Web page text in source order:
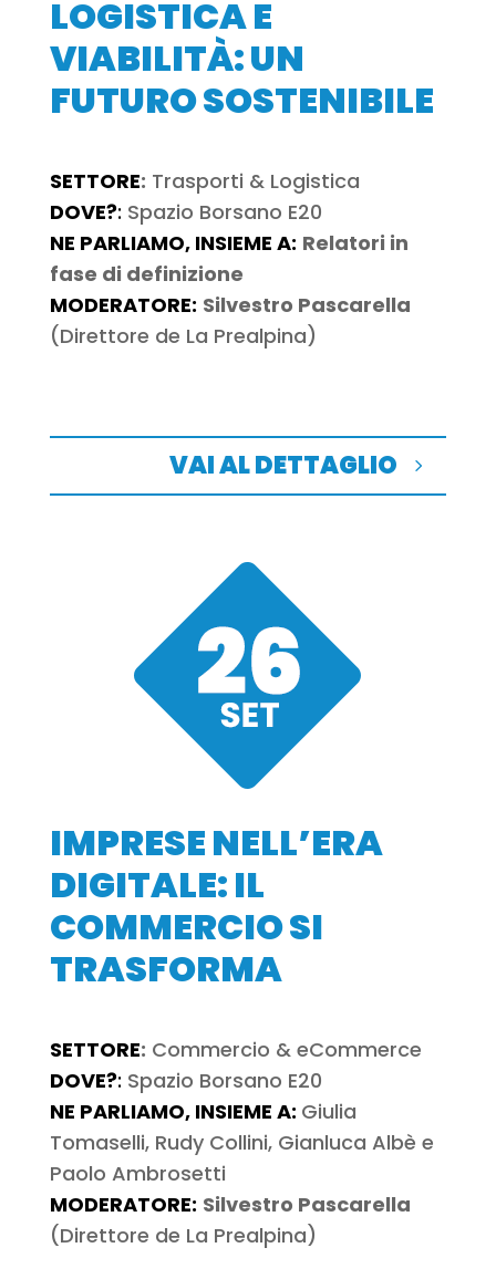
LOGISTICA E
VIABILITÀ: UN
FUTURO SOSTENIBILE
SETTORE: Trasporti & Logistica
DOVE?: Spazio Borsano E20
NE PARLIAMO, INSIEME A: Relatori in
fase di definizione
MODERATORE: Silvestro Pascarella
(Direttore de La Prealpina)
VAI AL DETTAGLIO
IMPRESE NELL’ERA
DIGITALE: IL
COMMERCIO SI
TRASFORMA
SETTORE: Commercio & eCommerce
DOVE?: Spazio Borsano E20
NE PARLIAMO, INSIEME A: Giulia
Tomaselli, Rudy Collini, Gianluca Albè e
Paolo Ambrosetti
MODERATORE: Silvestro Pascarella
(Direttore de La Prealpina)